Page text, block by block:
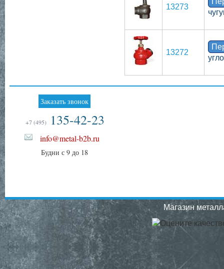
13273
13272
Заказать звонок
+7 (495) 135-42-23
info@metal-b2b.ru
Будни с 9 до 18
Магазин